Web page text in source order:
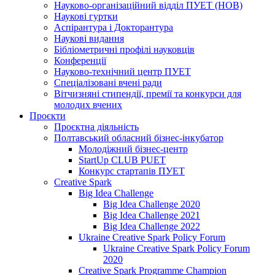
Науково-організаційний відділ ПУЕТ (НОВ)
Наукові гуртки
Аспірантура і Докторантура
Наукові видання
Бібліометричні профілі науковців
Конференції
Науково-технічний центр ПУЕТ
Спеціалізовані вчені ради
Вітчизняні стипендії, премії та конкурси для
молодих вчених
Проєкти
Проєктна діяльність
Полтавський обласний бізнес-інкубатор
Молодіжний бізнес-центр
StartUp CLUB PUET
Конкурс стартапів ПУЕТ
Creative Spark
Big Idea Challenge
Big Idea Challenge 2020
Big Idea Challenge 2021
Big Idea Challenge 2022
Ukraine Creative Spark Policy Forum
Ukraine Creative Spark Policy Forum
2020
Creative Spark Programme Champion